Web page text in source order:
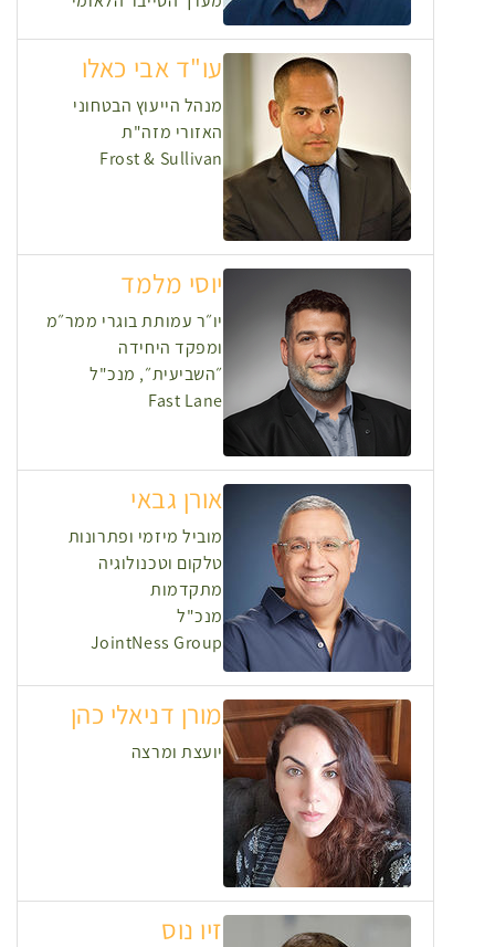
עו"ד אבי כאלו
מנהל הייעוץ הבטחוני
האזורי מזה"ת
Frost & Sullivan
יוסי מלמד
יו״ר עמותת בוגרי ממר״מ
ומפקד היחידה
״השביעית״, מנכ"ל
Fast Lane
אורן גבאי
מוביל מיזמי ופתרונות
טלקום וטכנולוגיה
מתקדמות
מנכ"ל
JointNess Group
מורן דניאלי כהן
יועצת ומרצה
זיו נוס